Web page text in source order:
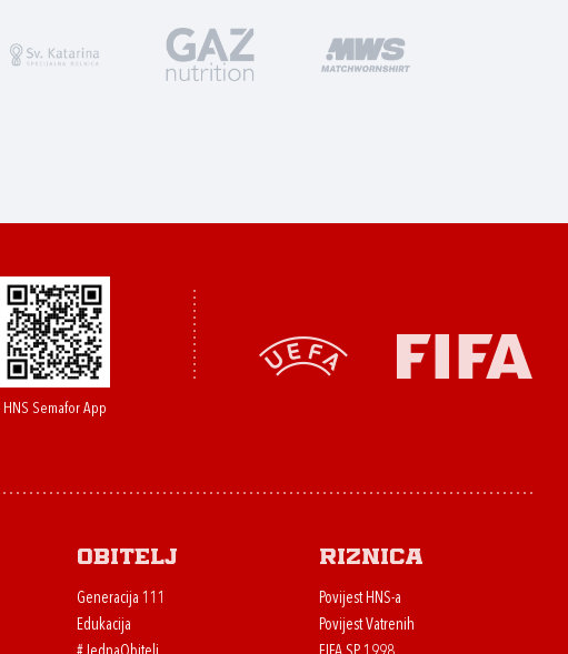
HNS Semafor App
Obitelj
Generacija 111
Edukacija
Riznica
Povijest HNS-a
Povijest Vatrenih